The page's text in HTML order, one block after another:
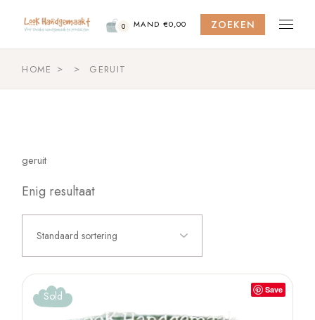
content
0 MAND €0,00 ZOEKEN
HOME GERUIT
geruit
Enig resultaat
Standaard sortering
Save
Sold